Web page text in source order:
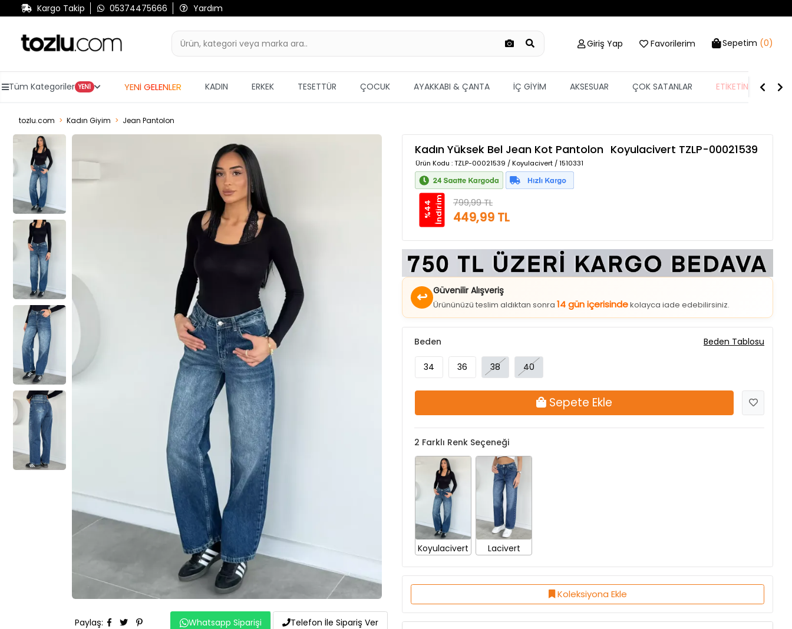
Kargo Takip 05374475666 Yardım
Giriş Yap Favorilerim Sepetim (0)
Tüm Kategoriler YENİ YENİ GELENLER KADIN ERKEK TESETTÜR ÇOCUK AYAKKABI & ÇANTA İÇ GİYİM AKSESUAR ÇOK SATANLAR ETİKETİN YARISI
tozlu.com Kadın Giyim Jean Pantolon
Paylaş: Whatsapp Siparişi Telefon İle Sipariş Ver
Kadın Yüksek Bel Jean Kot Pantolon Koyulacivert TZLP-00021539
Ürün Kodu : TZLP-00021539 / Koyulacivert / 1510331
%
4
4
İ
n
d
i
r
i m 799,99 TL
449,99 TL
↩ Güvenilir Alışveriş
Ürününüzü teslim aldıktan sonra14 gün içerisindekolayca iade edebilirsiniz.
34
2Farklı Renk Seçeneği
Koyulacivert Lacivert
Koleksiyona Ekle
Ürün Özellikleri